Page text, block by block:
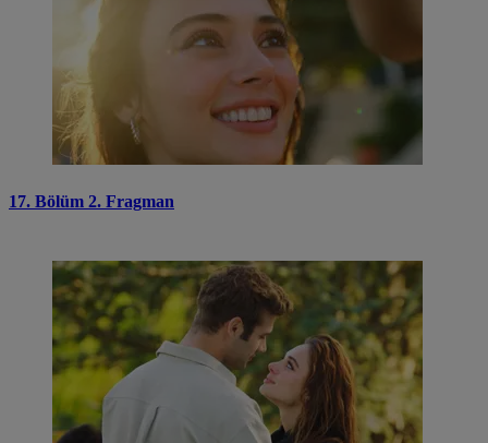
17. Bölüm 2. Fragman